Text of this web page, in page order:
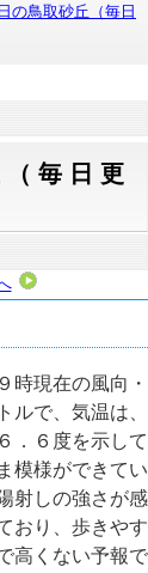
の鳥取砂丘（毎日
毎日更
時現在の風向・
ルで、気温は、
．６度を示して
模様ができてい
射しの強さが感
おり、歩きやす
高くない予報で